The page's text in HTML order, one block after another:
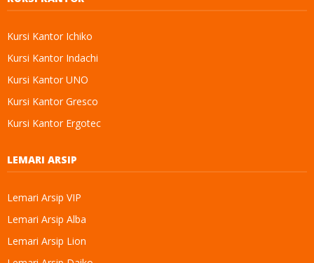
Kursi Kantor Ichiko
Kursi Kantor Indachi
Kursi Kantor UNO
Kursi Kantor Gresco
Kursi Kantor Ergotec
LEMARI ARSIP
Lemari Arsip VIP
Lemari Arsip Alba
Lemari Arsip Lion